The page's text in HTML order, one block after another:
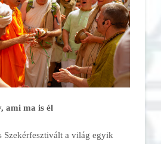
ami ma is él
Szekérfesztivált a világ egyik